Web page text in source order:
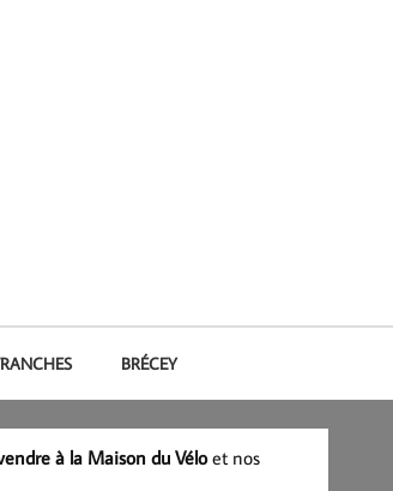
BRÉCEY
à la Maison du Véloet nos